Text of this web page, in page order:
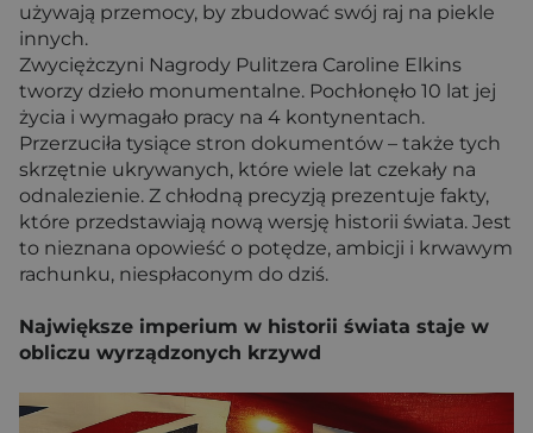
używają przemocy, by zbudować swój raj na piekle
innych.
Zwyciężczyni Nagrody Pulitzera Caroline Elkins
tworzy dzieło monumentalne. Pochłonęło 10 lat jej
życia i wymagało pracy na 4 kontynentach.
Przerzuciła tysiące stron dokumentów – także tych
skrzętnie ukrywanych, które wiele lat czekały na
odnalezienie. Z chłodną precyzją prezentuje fakty,
które przedstawiają nową wersję historii świata. Jest
to nieznana opowieść o potędze, ambicji i krwawym
rachunku, niespłaconym do dziś.
Największe imperium w historii świata staje w
obliczu wyrządzonych krzywd